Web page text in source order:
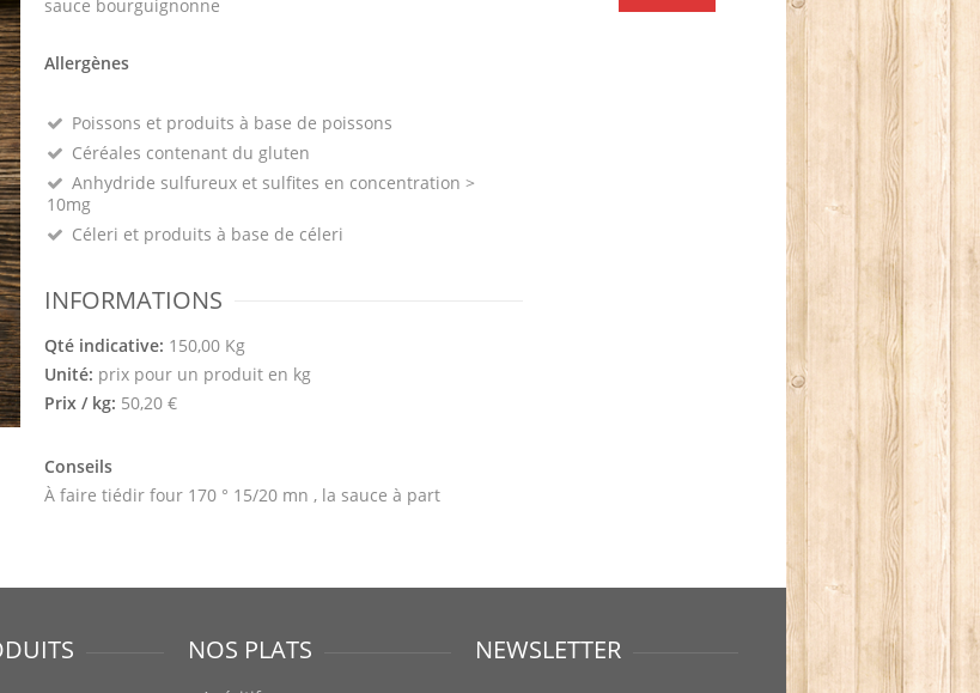
sauce bourguignonne
Allergènes
Poissons et produits à base de poissons
Céréales contenant du gluten
Anhydride sulfureux et sulfites en concentration >
10mg
Céleri et produits à base de céleri
INFORMATIONS
Qté indicative: 150,00 Kg
Unité: prix pour un produit en kg
Prix / kg: 50,20 €
Conseils
À faire tiédir four 170 ° 15/20 mn , la sauce à part
NOS PLATS NEWSLETTER